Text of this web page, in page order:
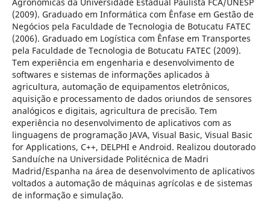
(2009). Graduado em Informática com Ênfase em Gestão de
Negócios pela Faculdade de Tecnologia de Botucatu FATEC
(2006). Graduado em Logística com Ênfase em Transportes
pela Faculdade de Tecnologia de Botucatu FATEC (2009).
Tem experiência em engenharia e desenvolvimento de
softwares e sistemas de informações aplicados à
agricultura, automação de equipamentos eletrônicos,
aquisição e processamento de dados oriundos de sensores
analógicos e digitais, agricultura de precisão. Tem
experiência no desenvolvimento de aplicativos com as
linguagens de programação JAVA, Visual Basic, Visual Basic
for Applications, C++, DELPHI e Android. Realizou doutorado
Sanduíche na Universidade Politécnica de Madri
Madrid/Espanha na área de desenvolvimento de aplicativos
voltados a automação de máquinas agrícolas e de sistemas
de informação e simulação.